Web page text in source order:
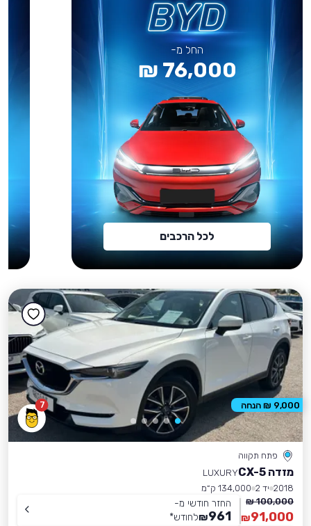
החל מ-
76,000 ₪
לכל הרכבים
7
פתח תקווה
מזדה CX-5
LUXURY
2018 יד 2
134,000 ק״מ
100,000 ₪
91,000
₪
החזר חודשי מ-
961
₪לחודש*
9,000 ₪ הנחה